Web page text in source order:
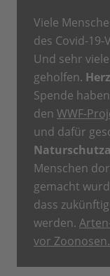
Viele
des Covid-
Und sehr
geholfen.
Spende
den WWF-
und dafür
Menschen
gemacht
dass
werden.
vor Zoonosen.